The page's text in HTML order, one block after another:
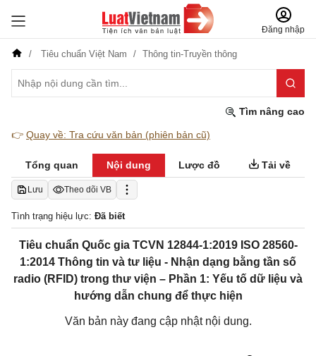
Đăng nhập
Tiêu chuẩn Việt Nam Thông tin-Truyền thông
Tìm nâng cao
👉 Quay về: Tra cứu văn bản (phiên bản cũ)
Tổng quan Nội dung Lược đồ Tải về
Lưu Theo dõi VB
Tình trạng hiệu lực: Đã biết
Tiêu chuẩn Quốc gia TCVN 12844-1:2019 ISO 28560-
1:2014 Thông tin và tư liệu - Nhận dạng bằng tần số
radio (RFID) trong thư viện – Phần 1: Yếu tố dữ liệu và
hướng dẫn chung để thực hiện
Văn bản này đang cập nhật nội dung.